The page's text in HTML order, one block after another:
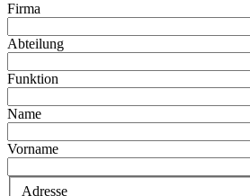
Firma
Abteilung
Funktion
Name
Vorname
Adresse